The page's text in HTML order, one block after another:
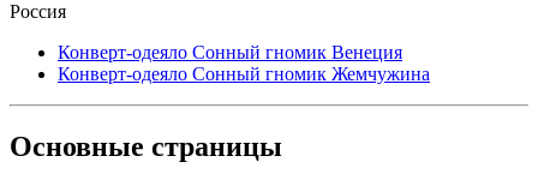
Россия
Конверт-одеяло Сонный гномик Венеция
Конверт-одеяло Сонный гномик Жемчужина
Основные страницы